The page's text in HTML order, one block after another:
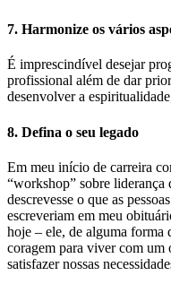
7. Harmonize os vários
É imprescindível desejar
profissional além de dar
desenvolver a
8. Defina o seu legado
Em meu início de carreira
“workshop” sobre
descrevesse o que as
escreveriam em meu
hoje – ele, de alguma forma
coragem para viver com um
satisfazer nossas